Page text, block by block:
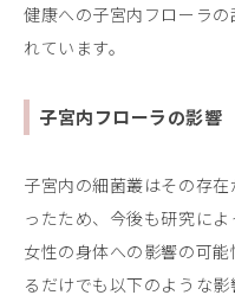
健康への子宮内フローラ
れています。
子宮内フローラの影響
子宮内の細菌叢はその存
ったため、今後も研究に
女性の身体への影響の可
るだけでも以下のような影